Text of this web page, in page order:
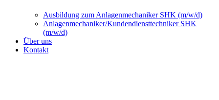
Ausbildung zum Anlagenmechaniker SHK (m/w/d)
Anlagenmechaniker/Kundendiensttechniker SHK
(m/w/d)
Über uns
Kontakt